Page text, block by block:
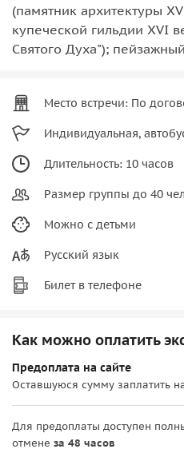
(памятник архитектуры
купеческой гильдии XVI
Святого Духа");
Место встречи: По
Индивидуальная,
Длительность: 10 часов
Размер группы до 40
Можно с детьми
Русский язык
Билет в телефоне
Как можно оплатить
Предоплата на сайте
Оставшуюся сумму заплатить
Для предоплаты доступен
отмене за 48 часов